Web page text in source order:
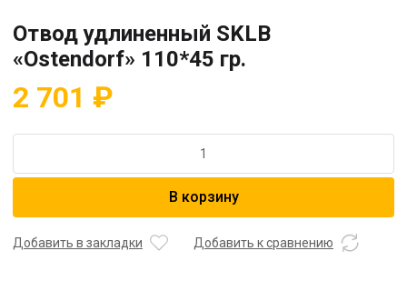
Отвод удлиненный SKLB
«Ostendorf» 110*45 гр.
2 701 ₽
Отвод
"Ostendorf"
В корзину
Добавить в закладки Добавить к сравнению